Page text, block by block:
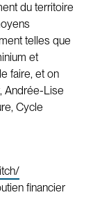
du territoire
telles que
et
faire, et on
Andrée-Lise
Cycle
financier